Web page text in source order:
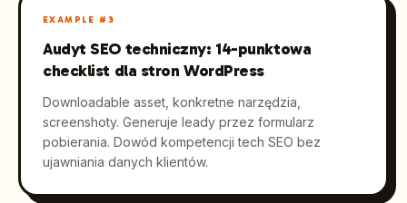
EXAMPLE # 3
Audyt SEO techniczny: 14-punktowa
checklist dla stron WordPress
Downloadable asset, konkretne narzędzia,
screenshoty. Generuje leady przez formularz
pobierania. Dowód kompetencji tech SEO bez
ujawniania danych klientów.